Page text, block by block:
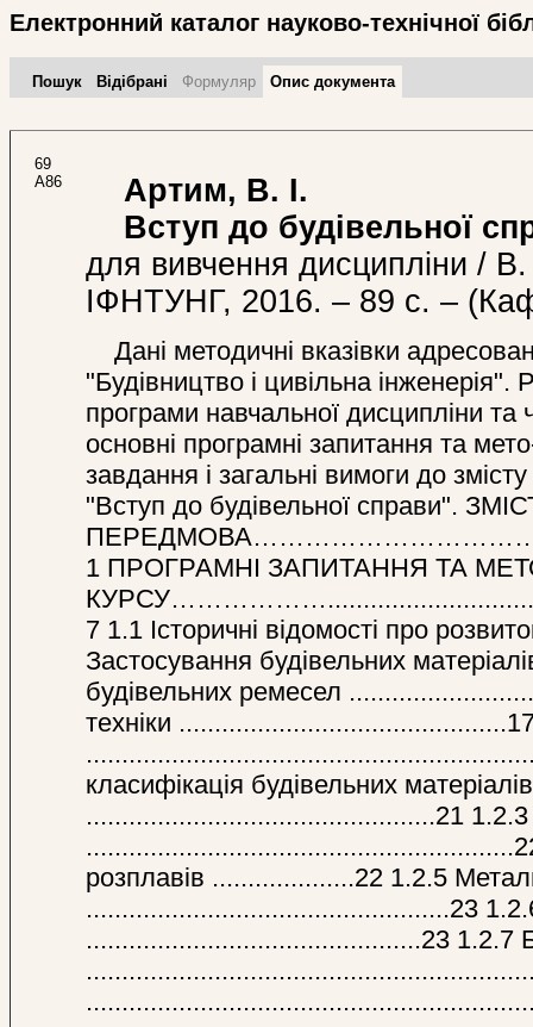
Електронний каталог науково-технічної
Пошук Відібрані Формуляр Опис документа
69
А86
Артим, В. І.
Вступ до будівельної
для вивчення дисципліни /
ІФНТУНГ, 2016. – 89 с. –
Дані методичні вказівки
"Будівництво і цивільна інженерія".
програми навчальної дисципліни
основні програмні запитання та
завдання і загальні вимоги до
"Вступ до будівельної справи".
1 ПРОГРАМНІ ЗАПИТАННЯ ТА
7 1.1 Історичні відомості про
Застосування будівельних
будівельних ремесел
техніки
класифікація будівельних
.................................................21 1.2.3
розплавів ....................22 1.2.5
...................................................23
...............................................23 1.2.7